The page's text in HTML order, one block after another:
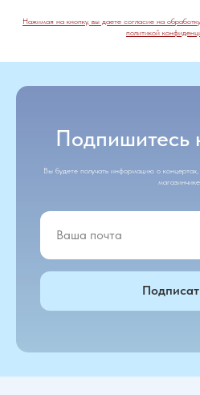
Нажимая на кнопку, вы даете согласие на
политикой
Подпишитесь
Вы будете получать информацию о
магазинчике.